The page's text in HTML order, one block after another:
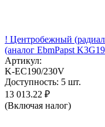
! Центробежный
(аналог EbmPapst
Артикул:
K-EC190/230V
Доступность: 5 шт.
13 013.22 ₽
(Включая налог)